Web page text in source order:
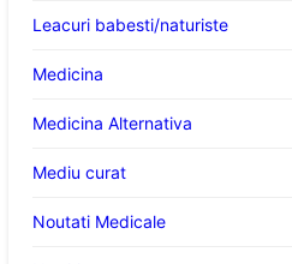
Leacuri babesti/naturiste
Medicina
Medicina Alternativa
Mediu curat
Noutati Medicale